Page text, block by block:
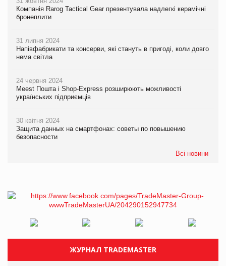
Компанія Rarog Tactical Gear презентувала надлегкі керамічні
бронеплити
31 липня 2024
Напівфабрикати та консерви, які стануть в пригоді, коли довго
нема світла
24 червня 2024
Meest Пошта і Shop-Express розширюють можливості
українських підприємців
30 квітня 2024
Защита данных на смартфонах: советы по повышению
безопасности
Всі новини
ЖУРНАЛ TRADEMASTER